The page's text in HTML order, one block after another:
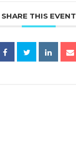
SHARE THIS EVENT